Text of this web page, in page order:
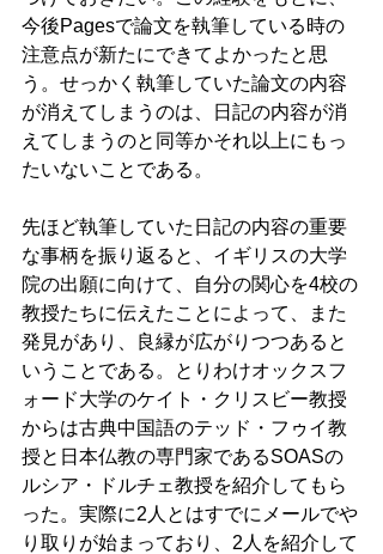
今後Pagesで論文を執筆している時の
注意点が新たにできてよかったと思
う。せっかく執筆していた論文の内容
が消えてしまうのは、日記の内容が消
えてしまうのと同等かそれ以上にもっ
たいないことである。
先ほど執筆していた日記の内容の重要
な事柄を振り返ると、イギリスの大学
院の出願に向けて、自分の関心を4校の
教授たちに伝えたことによって、また
発見があり、良縁が広がりつつあると
いうことである。とりわけオックスフ
ォード大学のケイト・クリスビー教授
からは古典中国語のテッド・フゥイ教
授と日本仏教の専門家であるSOASの
ルシア・ドルチェ教授を紹介してもら
った。実際に2人とはすでにメールでや
り取りが始まっており、2人を紹介して